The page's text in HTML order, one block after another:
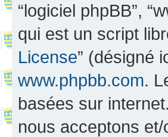
“logiciel phpBB”,
qui est un script
License” (désigné
www.phpbb.com.
basées sur
nous acceptons